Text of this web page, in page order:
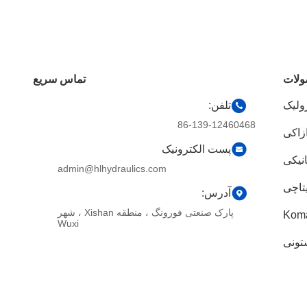
تماس سریع
تلفن:
86-139-12460468
پست الکترونیک
admin@hlhydraulics.com
آدرس:
پارک صنعتی فورونگ ، منطقه Xishan ، شهر
Wuxi